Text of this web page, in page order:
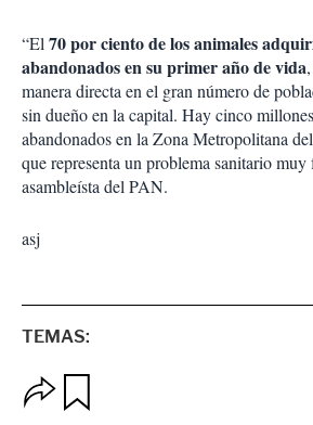
“El 70 por ciento de los animales
abandonados en su primer año de vida
manera directa en el gran número de
sin dueño en la capital. Hay cinco
abandonados en la Zona Metropolitana
que representa un problema sanitario
asambleísta del PAN.
asj
TEMAS:
p